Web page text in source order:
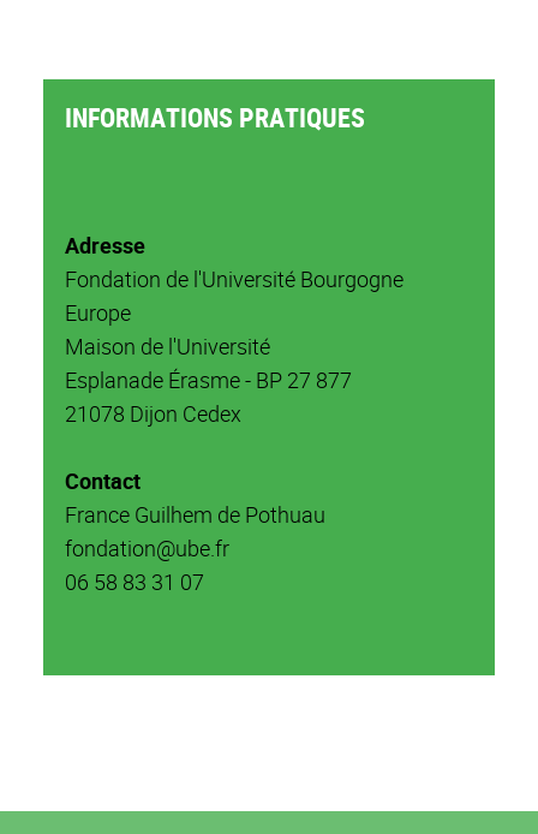
INFORMATIONS PRATIQUES
Adresse
Fondation de l'Université Bourgogne
Europe
Maison de l'Université
Esplanade Érasme - BP 27 877
21078 Dijon Cedex
Contact
France Guilhem de Pothuau
fondation@ube.fr
06 58 83 31 07